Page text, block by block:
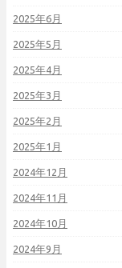
2025年6月
2025年5月
2025年4月
2025年3月
2025年2月
2025年1月
2024年12月
2024年11月
2024年10月
2024年9月